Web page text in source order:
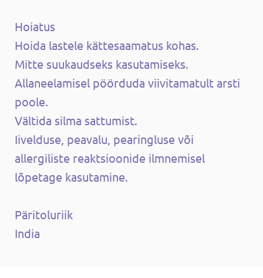
Hoiatus
Hoida lastele kättesaamatus kohas.
Mitte suukaudseks kasutamiseks.
Allaneelamisel pöörduda viivitamatult arsti
poole.
Vältida silma sattumist.
Iivelduse, peavalu, pearingluse või
allergiliste reaktsioonide ilmnemisel
lõpetage kasutamine.
Päritoluriik
India